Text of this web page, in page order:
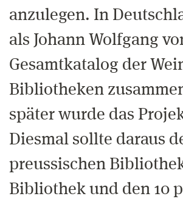
anzulegen. In
als Johann Wolfgang
Gesamtkatalog der
Bibliotheken
später wurde das
Diesmal sollte daraus
preussischen
Bibliothek und den 10